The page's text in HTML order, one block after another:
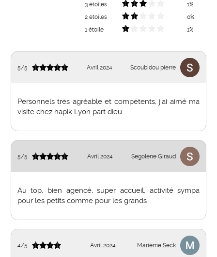
3 étoiles
1%
2 étoiles
0%
1 étoile
1%
5/5 Avril 2024 Scoubidou pierre
Personnels très agréable et compétents, j’ai aimé ma
visite chez hapik Lyon part dieu.
5/5 Avril 2024 Segolene Giraud
Au top, bien agencé, super accueil, activité sympa
pour les petits comme pour les grands
4/5 Avril 2024 Marième Seck